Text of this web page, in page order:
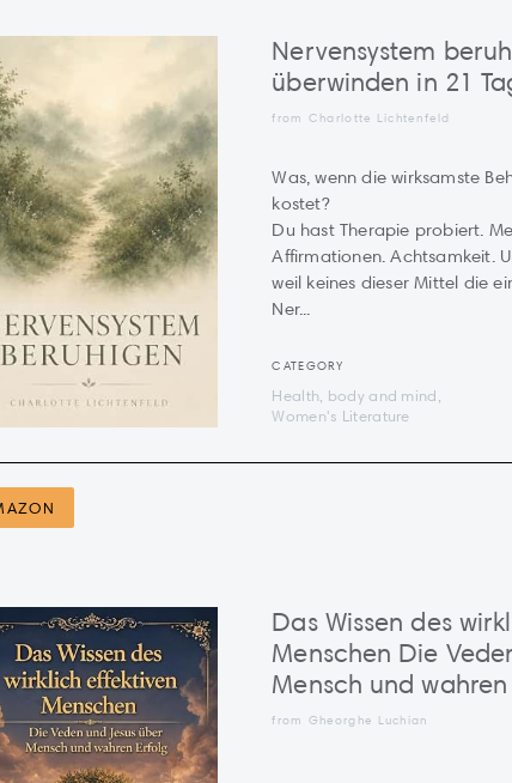
Nervensystem
überwinden in 21
from Charlotte Lichtenfeld
Was, wenn die wirksamste
kostet?
Du hast Therapie probiert.
Affirmationen. Achtsamkeit.
weil keines dieser Mittel die
Ner...
CATEGORY
Health, body and mind,
Women's Literature
Das Wissen des
Menschen Die
Mensch und
from Gheorghe Luchian